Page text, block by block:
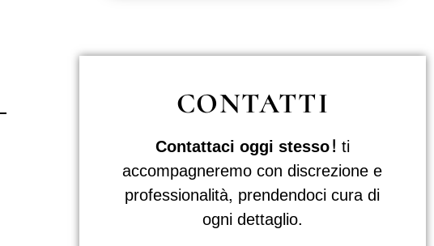
CONTATTI
Contattaci oggi stesso! ti
accompagneremo con discrezione e
professionalità, prendendoci cura di
ogni dettaglio.